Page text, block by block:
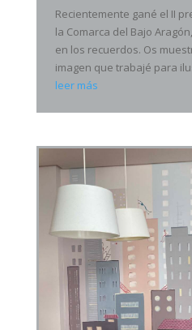
Recientemente gané el II
la Comarca del Bajo
en los recuerdos. Os
imagen que trabajé para
leer más